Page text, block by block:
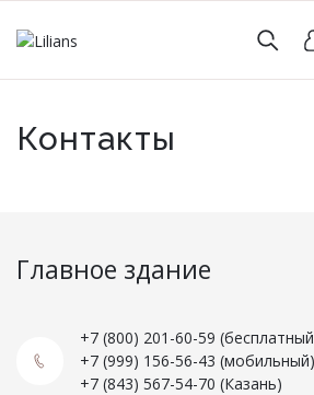
+7 (999) 156-56-
Мужской Ассортимент
Контакты
Главное здание
+7 (800) 201-60-59
+7 (999) 156-56-43 (мобильный)
+7 (843) 567-54-70 (Казань)